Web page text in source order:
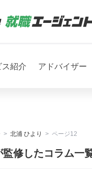
紹介 アドバイザー
北浦 ひより ページ12
監修したコラム一